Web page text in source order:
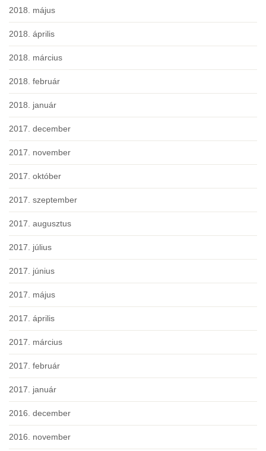
2018. május
2018. április
2018. március
2018. február
2018. január
2017. december
2017. november
2017. október
2017. szeptember
2017. augusztus
2017. július
2017. június
2017. május
2017. április
2017. március
2017. február
2017. január
2016. december
2016. november